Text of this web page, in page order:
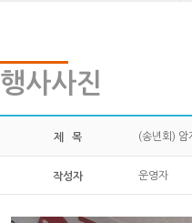
행사사진
제 목 (송년회)
작성자 운영자